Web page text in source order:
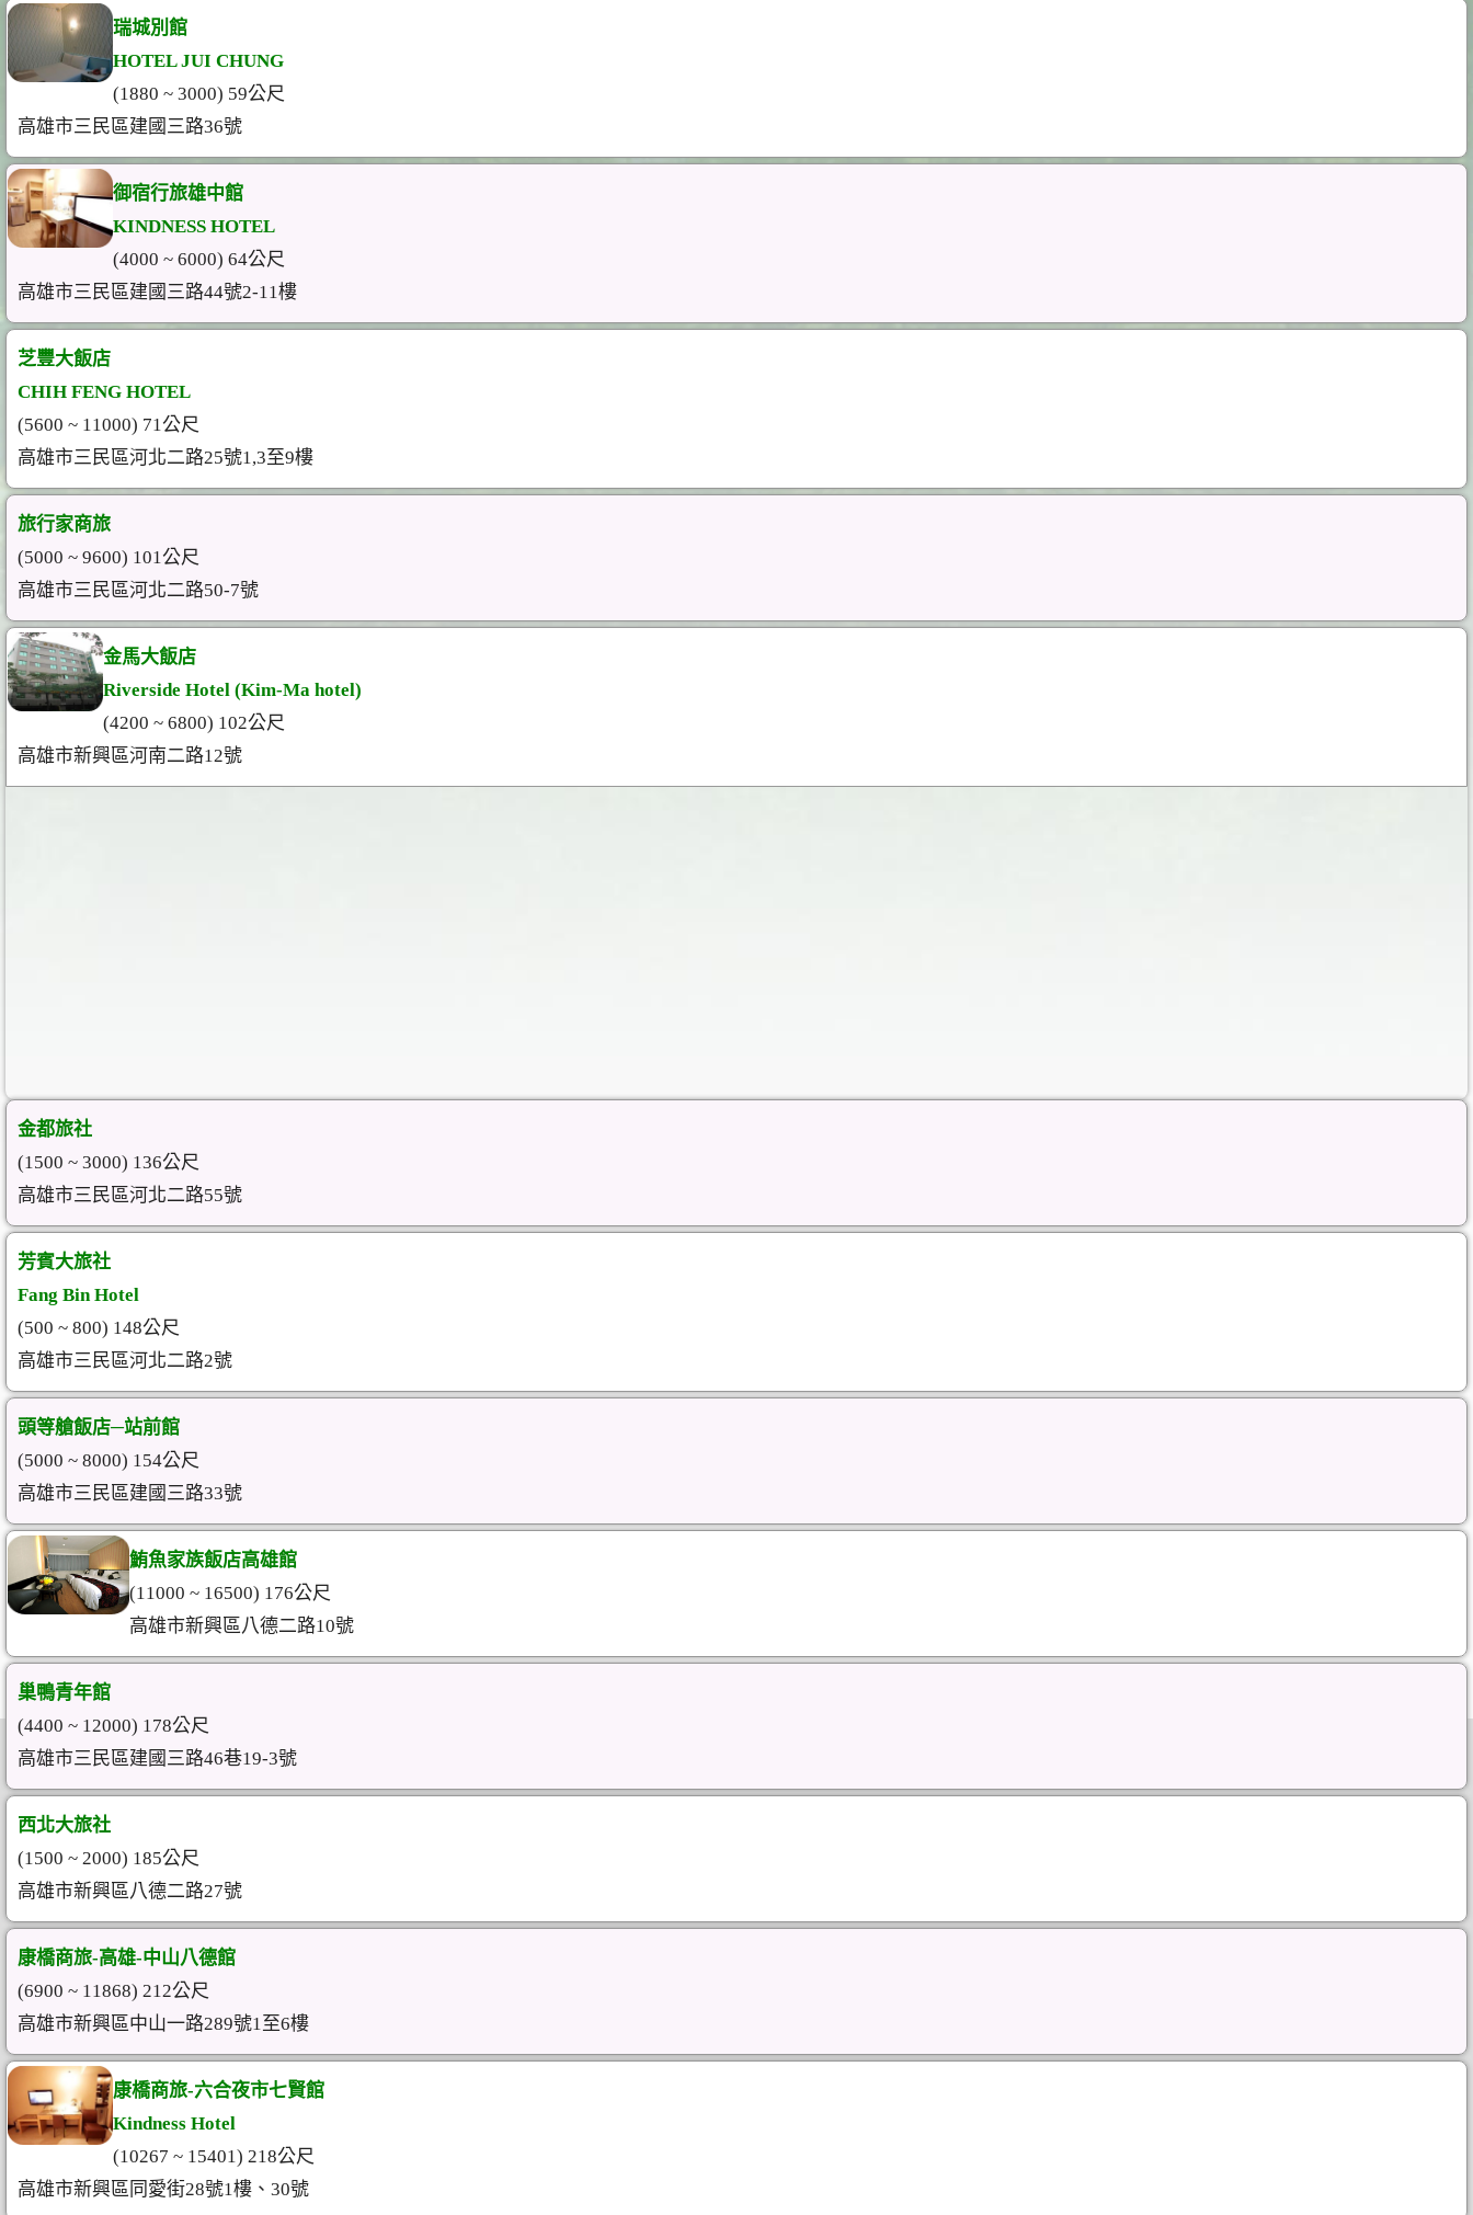
瑞城別館
HOTEL JUI CHUNG
(1880 ~ 3000) 59公尺
高雄市三民區建國三路36號
御宿行旅雄中館
KINDNESS HOTEL
(4000 ~ 6000) 64公尺
高雄市三民區建國三路44號2-11樓
芝豐大飯店
CHIH FENG HOTEL
(5600 ~ 11000) 71公尺
高雄市三民區河北二路25號1,3至9樓
旅行家商旅
(5000 ~ 9600) 101公尺
高雄市三民區河北二路50-7號
金馬大飯店
Riverside Hotel (Kim-Ma hotel)
(4200 ~ 6800) 102公尺
高雄市新興區河南二路12號
金都旅社
(1500 ~ 3000) 136公尺
高雄市三民區河北二路55號
芳賓大旅社
Fang Bin Hotel
(500 ~ 800) 148公尺
高雄市三民區河北二路2號
頭等艙飯店─站前館
(5000 ~ 8000) 154公尺
高雄市三民區建國三路33號
鮪魚家族飯店高雄館
(11000 ~ 16500) 176公尺
高雄市新興區八德二路10號
巢鴨青年館
(4400 ~ 12000) 178公尺
高雄市三民區建國三路46巷19-3號
西北大旅社
(1500 ~ 2000) 185公尺
高雄市新興區八德二路27號
康橋商旅-高雄-中山八德館
(6900 ~ 11868) 212公尺
高雄市新興區中山一路289號1至6樓
康橋商旅-六合夜市七賢館
Kindness Hotel
(10267 ~ 15401) 218公尺
高雄市新興區同愛街28號1樓、30號